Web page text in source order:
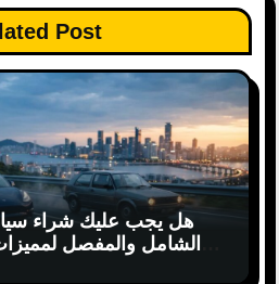
Post
هل يجب عليك شراء
الشامل والمفصل